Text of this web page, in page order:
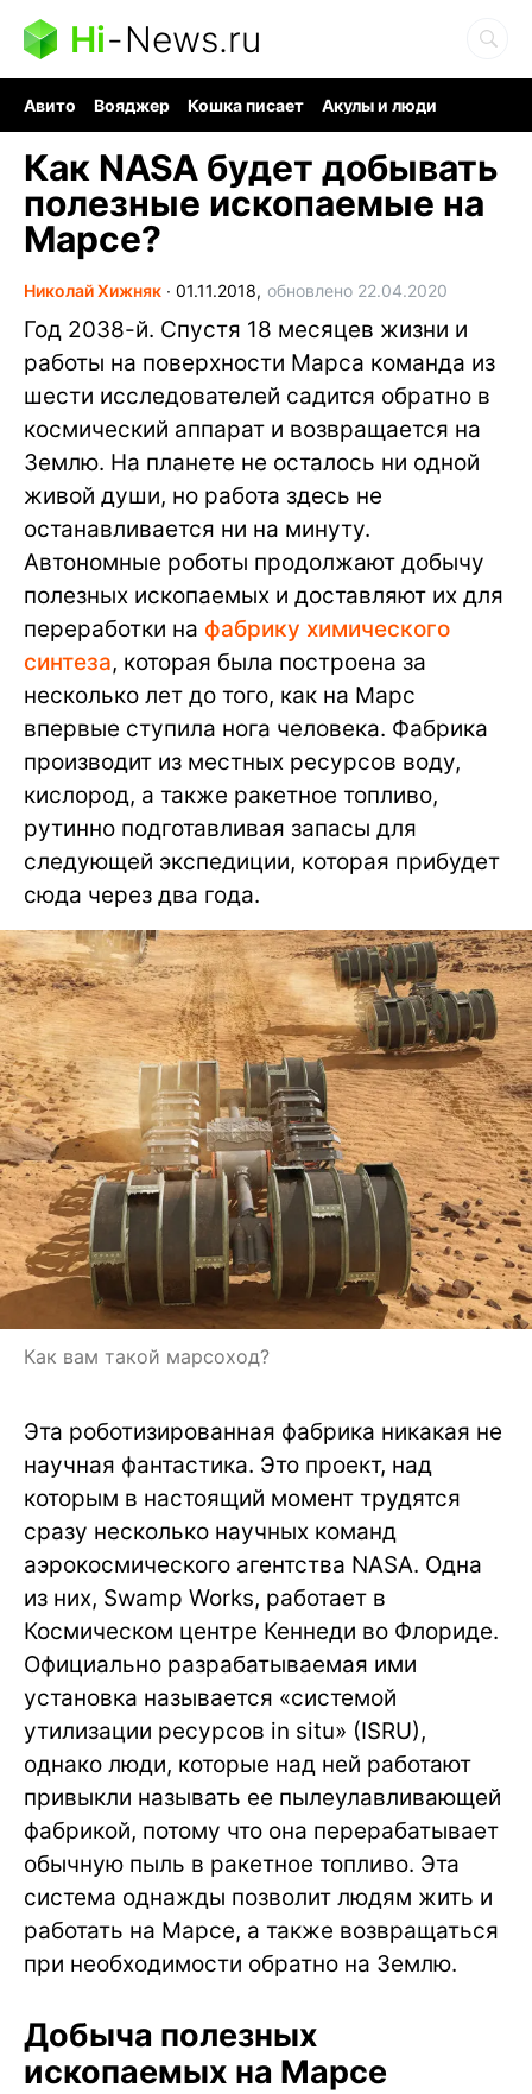
Hi-News.ru
Авито Вояджер Кошка писает
Акулы и люди
Как NASA будет добывать
полезные ископаемые на
Марсе?
Николай Хижняк ∙ 01.11.2018, обновлено 22.04.2020
Год 2038-й. Спустя 18 месяцев жизни и
работы на поверхности Марса команда из
шести исследователей садится обратно в
космический аппарат и возвращается на
Землю. На планете не осталось ни одной
живой души, но работа здесь не
останавливается ни на минуту.
Автономные роботы продолжают добычу
полезных ископаемых и доставляют их для
переработки на фабрику химического
синтеза, которая была построена за
несколько лет до того, как на Марс
впервые ступила нога человека. Фабрика
производит из местных ресурсов воду,
кислород, а также ракетное топливо,
рутинно подготавливая запасы для
следующей экспедиции, которая прибудет
сюда через два года.
Как вам такой марсоход?
Эта роботизированная фабрика никакая не
научная фантастика. Это проект, над
которым в настоящий момент трудятся
сразу несколько научных команд
аэрокосмического агентства NASA. Одна
из них, Swamp Works, работает в
Космическом центре Кеннеди во Флориде.
Официально разрабатываемая ими
установка называется «системой
утилизации ресурсов in situ» (ISRU),
однако люди, которые над ней работают
привыкли называть ее пылеулавливающей
фабрикой, потому что она перерабатывает
обычную пыль в ракетное топливо. Эта
система однажды позволит людям жить и
работать на Марсе, а также возвращаться
при необходимости обратно на Землю.
Добыча полезных
ископаемых на Марсе